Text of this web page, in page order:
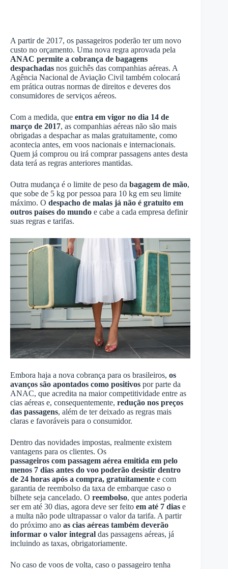
A partir de 2017, os passageiros poderão ter um novo
custo no orçamento. Uma nova regra aprovada pela
ANAC permite a cobrança de bagagens
despachadas nos guichês das companhias aéreas. A
Agência Nacional de Aviação Civil também colocará
em prática outras normas de direitos e deveres dos
consumidores de serviços aéreos.
Com a medida, que entra em vigor no dia 14 de
março de 2017, as companhias aéreas não são mais
obrigadas a despachar as malas gratuitamente, como
acontecia antes, em voos nacionais e internacionais.
Quem já comprou ou irá comprar passagens antes desta
data terá as regras anteriores mantidas.
Outra mudança é o limite de peso da bagagem de mão,
que sobe de 5 kg por pessoa para 10 kg em seu limite
máximo. O despacho de malas já não é gratuito em
outros países do mundo e cabe a cada empresa definir
suas regras e tarifas.
Embora haja a nova cobrança para os brasileiros, os
avanços são apontados como positivos por parte da
ANAC, que acredita na maior competitividade entre as
cias aéreas e, consequentemente, redução nos preços
das passagens, além de ter deixado as regras mais
claras e favoráveis para o consumidor.
Dentro das novidades impostas, realmente existem
vantagens para os clientes. Os
passageiros com passagem aérea emitida em pelo
menos 7 dias antes do voo poderão desistir dentro
de 24 horas após a compra, gratuitamente e com
garantia de reembolso da taxa de embarque caso o
bilhete seja cancelado. O reembolso, que antes poderia
ser em até 30 dias, agora deve ser feito em até 7 dias e
a multa não pode ultrapassar o valor da tarifa. A partir
do próximo ano as cias aéreas também deverão
informar o valor integral das passagens aéreas, já
incluindo as taxas, obrigatoriamente.
No caso de voos de volta, caso o passageiro tenha